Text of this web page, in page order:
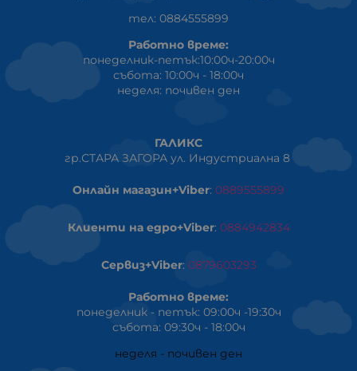
тел: 0884555899
Работно време:
понеделник-петък:10:00ч-20:00ч
събота: 10:00ч - 18:00ч
неделя: почивен ден
ГАЛИКС
гр.СТАРА ЗАГОРА ул. Индустриална 8
Онлайн магазин+Viber: 0889555899
Клиенти на едро+Viber: 0884942834
Сервиз+Viber: 0879603293
Работно време:
понеделник - петък: 09:00ч -19:30ч
събота: 09:30ч - 18:00ч
неделя - почивен ден